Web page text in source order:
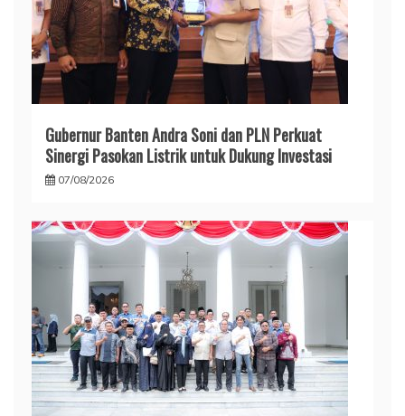
Gubernur Banten Andra Soni dan PLN Perkuat
Sinergi Pasokan Listrik untuk Dukung Investasi
07/08/2026